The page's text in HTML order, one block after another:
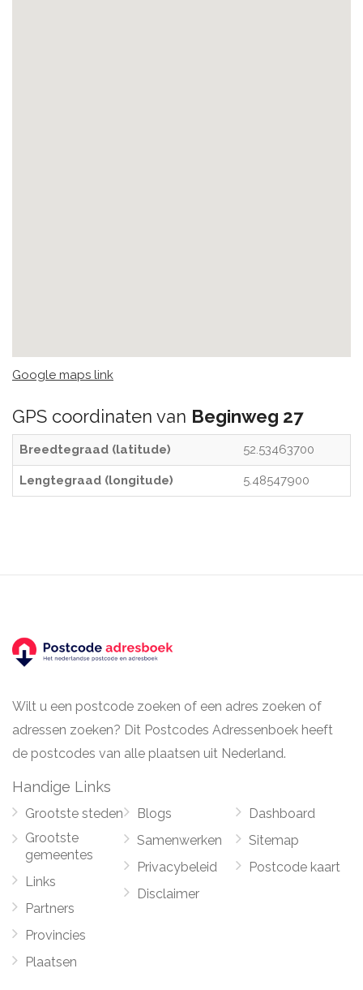
Google maps link
GPS coordinaten van Beginweg 27
Breedtegraad (latitude) 52.53463700
Lengtegraad (longitude) 5.48547900
Wilt u een postcode zoeken of een adres zoeken of
adressen zoeken? Dit Postcodes Adressenboek heeft
de postcodes van alle plaatsen uit Nederland.
Handige Links
Grootste steden
Grootste
gemeentes
Links
Partners
Provincies
Plaatsen
Blogs
Samenwerken
Privacybeleid
Disclaimer
Dashboard
Sitemap
Postcode kaart